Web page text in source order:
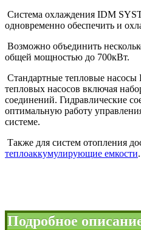
Система охлаждения IDM
одновременно обеспечить и
Возможно объединить
общей мощностью до 700кВт.
Стандартные тепловые насосы
тепловых насосов включая
соединений. Гидравлические
оптимальную работу
системе.
Также для систем отопления
теплоаккумулирующие емкости.
Подробное